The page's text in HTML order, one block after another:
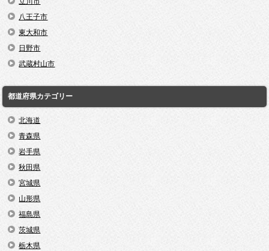
八王子市
東大和市
日野市
武蔵村山市
都道府県カテゴリー
北海道
青森県
岩手県
秋田県
宮城県
山形県
福島県
茨城県
栃木県